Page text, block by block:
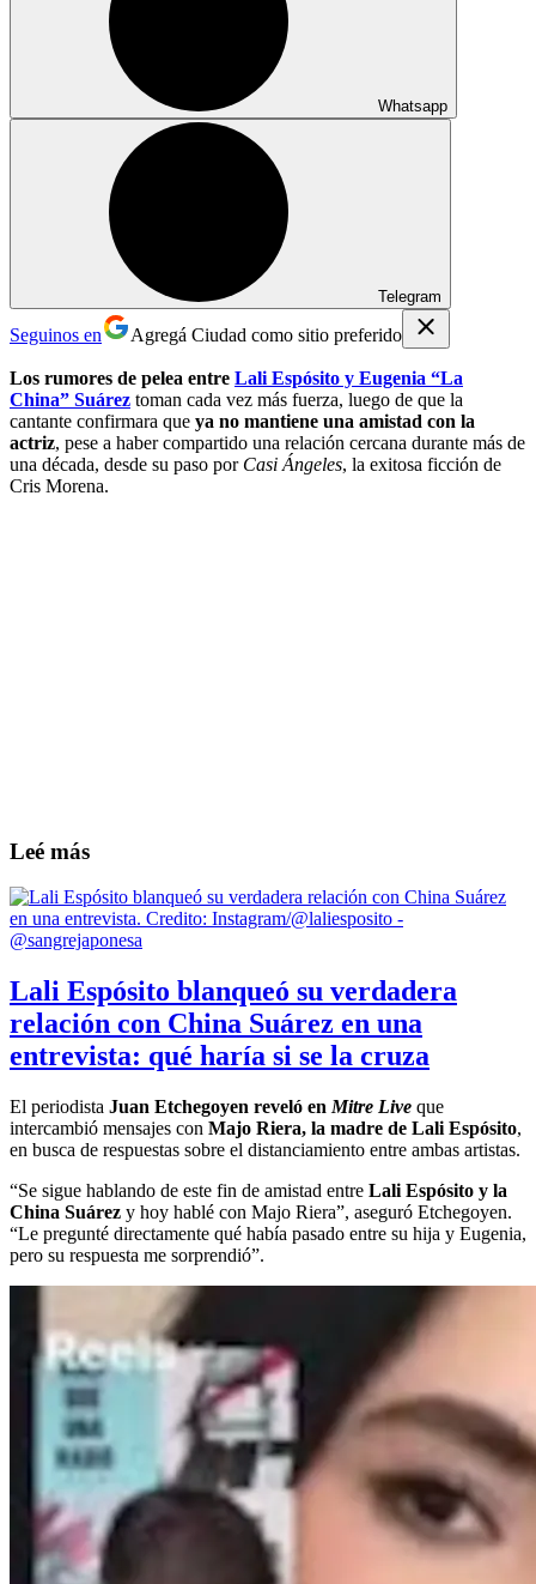
Whatsapp
Telegram
Seguinos en Agregá Ciudad como sitio preferido
Los rumores de pelea entre Lali Espósito y Eugenia “La
China” Suárez toman cada vez más fuerza, luego de que la
cantante confirmara que ya no mantiene una amistad con la
actriz, pese a haber compartido una relación cercana durante más de
una década, desde su paso por Casi Ángeles, la exitosa ficción de
Cris Morena.
Leé más
Lali Espósito blanqueó su verdadera
relación con China Suárez en una
entrevista: qué haría si se la cruza
El periodista Juan Etchegoyen reveló en Mitre Live que
intercambió mensajes con Majo Riera, la madre de Lali Espósito,
en busca de respuestas sobre el distanciamiento entre ambas artistas.
“Se sigue hablando de este fin de amistad entre Lali Espósito y la
China Suárez y hoy hablé con Majo Riera”, aseguró Etchegoyen.
“Le pregunté directamente qué había pasado entre su hija y Eugenia,
pero su respuesta me sorprendió”.